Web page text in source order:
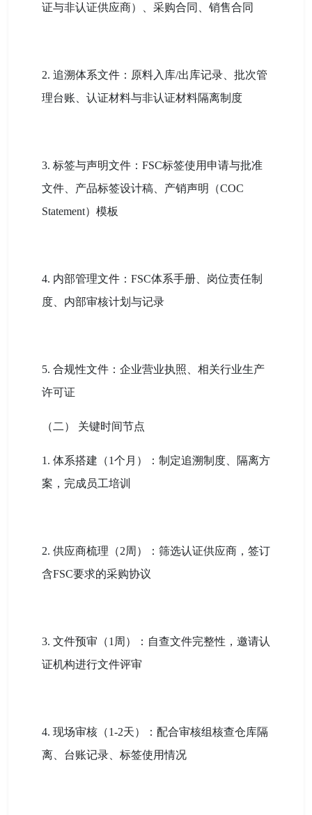
证与非认证供应商）、采购合同、销售合同
2. 追溯体系文件：原料入库/出库记录、批次管
理台账、认证材料与非认证材料隔离制度
3. 标签与声明文件：FSC标签使用申请与批准
文件、产品标签设计稿、产销声明（COC
Statement）模板
4. 内部管理文件：FSC体系手册、岗位责任制
度、内部审核计划与记录
5. 合规性文件：企业营业执照、相关行业生产
许可证
（二） 关键时间节点
1. 体系搭建（1个月）：制定追溯制度、隔离方
案，完成员工培训
2. 供应商梳理（2周）：筛选认证供应商，签订
含FSC要求的采购协议
3. 文件预审（1周）：自查文件完整性，邀请认
证机构进行文件评审
4. 现场审核（1-2天）：配合审核组核查仓库隔
离、台账记录、标签使用情况